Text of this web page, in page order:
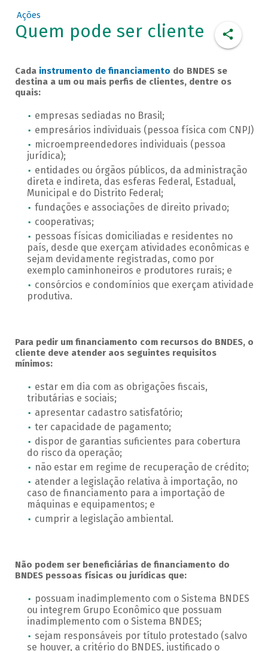
Ações
Quem pode ser cliente
Cada instrumento de financiamento do BNDES se
destina a um ou mais perfis de clientes, dentre os
quais:
empresas sediadas no Brasil;
empresários individuais (pessoa física com CNPJ)
microempreendedores individuais (pessoa
jurídica);
entidades ou órgãos públicos, da administração
direta e indireta, das esferas Federal, Estadual,
Municipal e do Distrito Federal;
fundações e associações de direito privado;
cooperativas;
pessoas físicas domiciliadas e residentes no
país, desde que exerçam atividades econômicas e
sejam devidamente registradas, como por
exemplo caminhoneiros e produtores rurais; e
consórcios e condomínios que exerçam atividade
produtiva.
Para pedir um financiamento com recursos do BNDES, o
cliente deve atender aos seguintes requisitos
mínimos:
estar em dia com as obrigações fiscais,
tributárias e sociais;
apresentar cadastro satisfatório;
ter capacidade de pagamento;
dispor de garantias suficientes para cobertura
do risco da operação;
não estar em regime de recuperação de crédito;
atender a legislação relativa à importação, no
caso de financiamento para a importação de
máquinas e equipamentos; e
cumprir a legislação ambiental.
Não podem ser beneficiárias de financiamento do
BNDES pessoas físicas ou jurídicas que:
possuam inadimplemento com o Sistema BNDES
ou integrem Grupo Econômico que possuam
inadimplemento com o Sistema BNDES;
sejam responsáveis por título protestado (salvo
se houver, a critério do BNDES, justificado o